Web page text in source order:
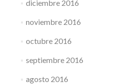
diciembre 2016
noviembre 2016
octubre 2016
septiembre 2016
agosto 2016